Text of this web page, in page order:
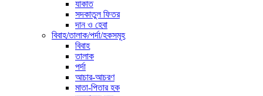
যাকাত
সদকাতুল ফিতর
দান ও হেবা
বিবাহ/তালাক/পর্দা/হকসমূহ
বিবাহ
তালাক
পর্দা
আচার-আচরণ
মাতা-পিতার হক